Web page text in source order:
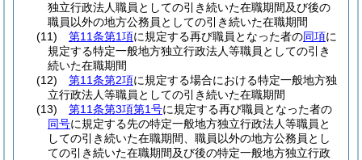
独立行政法人職員としての引き続いた在職期間及び後の
職員以外の地方公務員としての引き続いた在職期間
(11)
第11条第1項に規定する再び職員となった者の同項に
規定する特定一般地方独立行政法人等職員としての引き
続いた在職期間
(12)
第11条第2項に規定する場合における特定一般地方独
立行政法人等職員としての引き続いた在職期間
(13)
第11条第3項第1号に規定する再び職員となった者の
同号に規定する先の特定一般地方独立行政法人等職員と
しての引き続いた在職期間、職員以外の地方公務員とし
ての引き続いた在職期間及び後の特定一般地方独立行政